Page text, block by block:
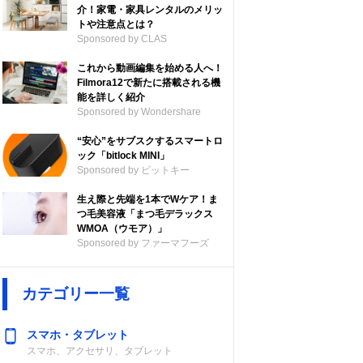
介！家電・家具レンタルのメリッ
トや注意点とは？
Sponsored by CLAS
これから動画編集を始める人へ！
Filmora12で新たに搭載される機
能を詳しく紹介
Sponsored by Wondershare
“安心”をサブスクするスマートロ
ック「bitlock MINI」
Sponsored by ビットキー
生え際と先端を1本でWケア！ま
つ毛美容液「まつ毛デラックス
WMOA（ウモア）」
Sponsored by ファーマフーズ
カテゴリー一覧
スマホ・タブレット
スマホ、アクセサリ、タブレット